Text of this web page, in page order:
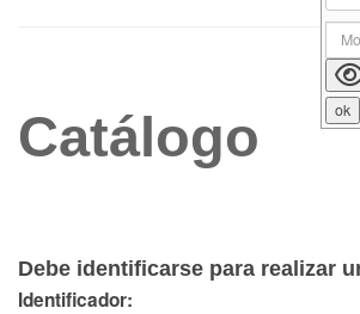
Catálogo
Debe identificarse para realizar
Identificador: